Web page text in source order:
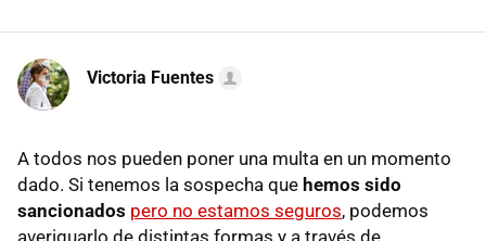
Victoria Fuentes
A todos nos pueden poner una multa en un momento
dado. Si tenemos la sospecha que hemos sido
sancionados pero no estamos seguros, podemos